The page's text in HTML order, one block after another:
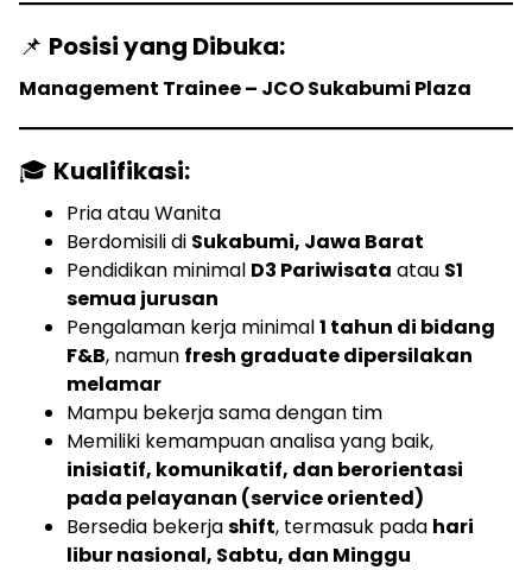
📌 Posisi yang Dibuka:
Management Trainee – JCO Sukabumi Plaza
🎓 Kualifikasi:
Pria atau Wanita
Berdomisili di Sukabumi, Jawa Barat
Pendidikan minimal D3 Pariwisata atau S1
semua jurusan
Pengalaman kerja minimal1 tahun di bidang
F&B, namun fresh graduate dipersilakan
melamar
Mampu bekerja sama dengan tim
Memiliki kemampuan analisa yang baik,
inisiatif, komunikatif, dan berorientasi
pada pelayanan (service oriented)
Bersedia bekerjashift, termasuk pada hari
libur nasional, Sabtu, dan Minggu